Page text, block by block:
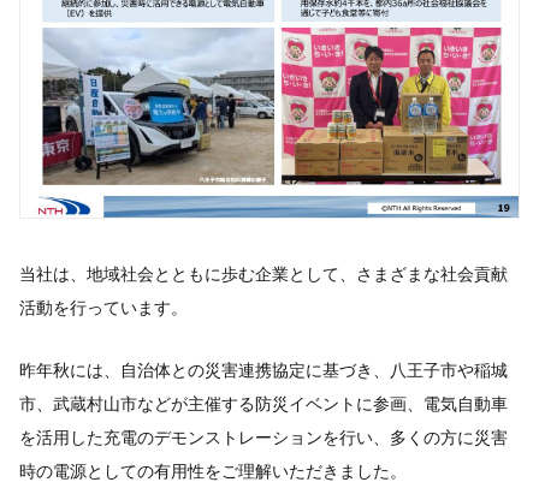
当社は、地域社会とともに歩む企業として、さまざまな社会貢献
活動を行っています。
昨年秋には、自治体との災害連携協定に基づき、八王子市や稲城
市、武蔵村山市などが主催する防災イベントに参画、電気自動車
を活用した充電のデモンストレーションを行い、多くの方に災害
時の電源としての有用性をご理解いただきました。